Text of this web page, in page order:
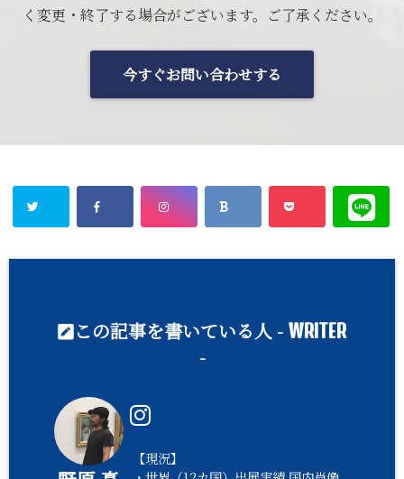
く変更・終了する場合がございます。ご了承ください。
今すぐお問い合わせする
この記事を書いている人 - WRITER
-
【現況】